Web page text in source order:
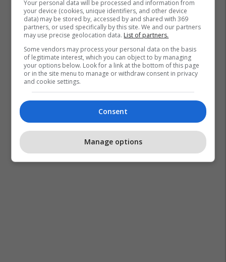
Your personal data will be processed and information from
your device (cookies, unique identifiers, and other device
data) may be stored by, accessed by and shared with 369
partners, or used specifically by this site. We and our partners
may use precise geolocation data. List of partners.
Some vendors may process your personal data on the basis
of legitimate interest, which you can object to by managing
your options below. Look for a link at the bottom of this page
or in the site menu to manage or withdraw consent in privacy
and cookie settings.
Consent
Manage options